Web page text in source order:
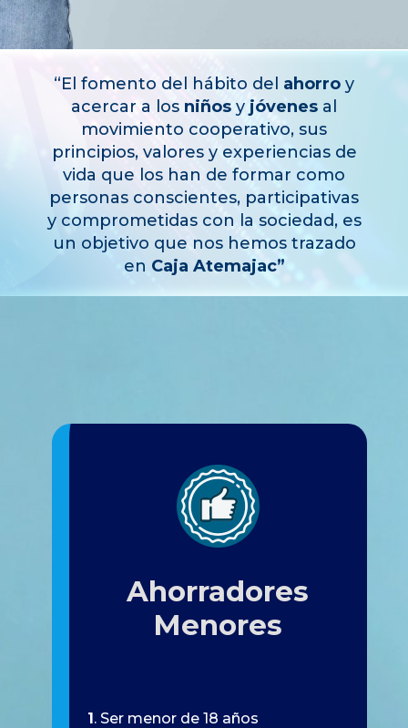
“El fomento del hábito del ahorro y
acercar a los niños y jóvenes al
movimiento cooperativo, sus
principios, valores y experiencias de
vida que los han de formar como
personas conscientes, participativas
y comprometidas con la sociedad, es
un objetivo que nos hemostrazado
en Caja Atemajac”
Ahorradores
Menores
1. Ser menor de 18 años